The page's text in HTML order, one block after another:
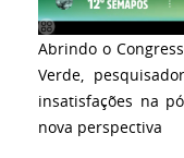
Abrindo o
Verde,
insatisfações na
nova perspectiva